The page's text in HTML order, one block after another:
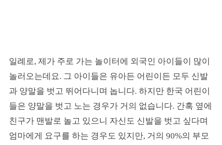
일례로, 제가 주로 가는 놀이터에 외국인 아이들이 많이
놀러오는데요. 그 아이들은 유아든 어린이든 모두 신발
과 양말을 벗고 뛰어다니며 놉니다. 하지만 한국 어린이
들은 양말을 벗고 노는 경우가 거의 없습니다. 간혹 옆에
친구가 맨발로 놀고 있으니 자신도 신발을 벗고 싶다며
엄마에게 요구를 하는 경우도 있지만, 거의 90%의 부모